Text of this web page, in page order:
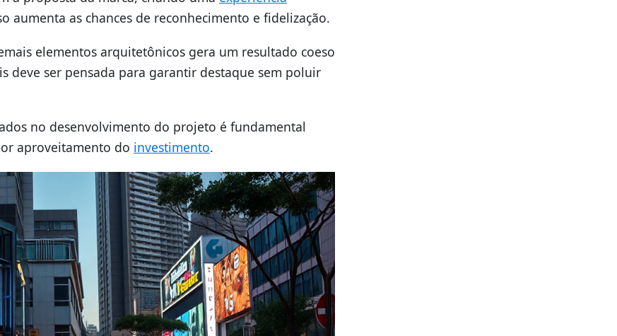
aumenta as chances de reconhecimento e fidelização.
elementos arquitetônicos gera um resultado coeso
deve ser pensada para garantir destaque sem poluir
no desenvolvimento do projeto é fundamental
aproveitamento do investimento.